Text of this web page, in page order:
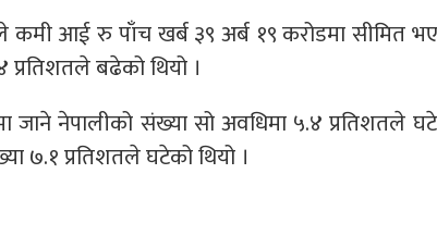
आई रु पाँच खर्ब ३९ अर्ब १९ करोडमा सीमित
बढेको थियो ।
जाने नेपालीको संख्या सो अवधिमा ५.४ प्रतिशतले
७.१ प्रतिशतले घटेको थियो ।